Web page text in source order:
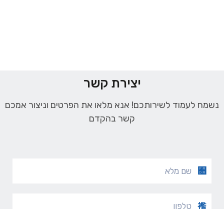
יצירת קשר
נשמח לעמוד לשירותכם! אנא מלאו את הפרטים וניצור אמכם
קשר בהקדם